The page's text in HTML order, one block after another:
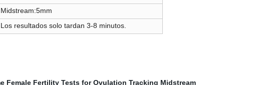
Midstream:5mm
Los resultados solo tardan 3-8 minutos.